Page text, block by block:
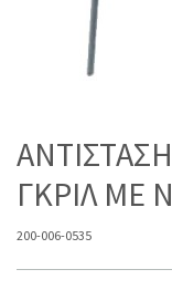
ΓΚΡΙΛ ΜΕ
200-006-0535